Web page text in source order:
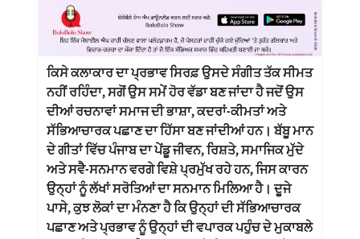
ਕਿਸੇ ਕਲਾਕਾਰ ਦਾ ਪ੍ਰਭਾਵ ਸਿਰਫ਼ ਉਸਦੇ ਸੰਗੀਤ ਤੱਕ ਸੀਮਤ
ਨਹੀਂ ਰਹਿੰਦਾ, ਸਗੋਂ ਉਸ ਸਮੇਂ ਹੋਰ ਵੱਡਾ ਬਣ ਜਾਂਦਾ ਹੈ ਜਦੋਂ ਉਸ
ਦੀਆਂ ਰਚਨਾਵਾਂ ਸਮਾਜ ਦੀ ਭਾਸ਼ਾ, ਕਦਰਾਂ-ਕੀਮਤਾਂ ਅਤੇ
ਸੱਭਿਆਚਾਰਕ ਪਛਾਣ ਦਾ ਹਿੱਸਾ ਬਣ ਜਾਂਦੀਆਂ ਹਨ। ਬੱਬੂ ਮਾਨ
ਦੇ ਗੀਤਾਂ ਵਿੱਚ ਪੰਜਾਬ ਦਾ ਪੇਂਡੂ ਜੀਵਨ, ਰਿਸ਼ਤੇ, ਸਮਾਜਿਕ ਮੁੱਦੇ
ਅਤੇ ਸਵੈ-ਸਨਮਾਨ ਵਰਗੇ ਵਿਸ਼ੇ ਪ੍ਰਮੁੱਖ ਰਹੇ ਹਨ, ਜਿਸ ਕਾਰਨ
ਉਨ੍ਹਾਂ ਨੂੰ ਲੱਖਾਂ ਸਰੋਤਿਆਂ ਦਾ ਸਨਮਾਨ ਮਿਲਿਆ ਹੈ। ਦੂਜੇ
ਪਾਸੇ, ਕੁਝ ਲੋਕਾਂ ਦਾ ਮੰਨਣਾ ਹੈ ਕਿ ਉਨ੍ਹਾਂ ਦੀ ਸੱਭਿਆਚਾਰਕ
ਪਛਾਣ ਅਤੇ ਪ੍ਰਭਾਵ ਨੂੰ ਉਨ੍ਹਾਂ ਦੀ ਵਪਾਰਕ ਪਹੁੰਚ ਦੇ ਮੁਕਾਬਲੇ